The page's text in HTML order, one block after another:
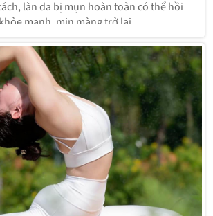
làn da bị mụn hoàn toàn có thể hồi
mạnh, mịn màng trở lại.